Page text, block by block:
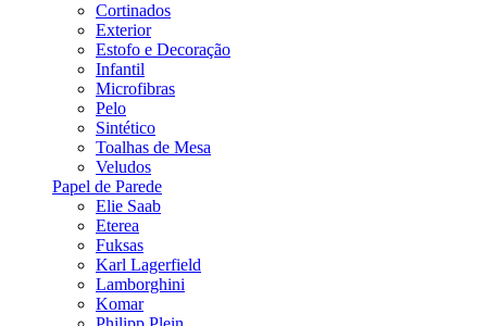
Cortinados
Exterior
Estofo e Decoração
Infantil
Microfibras
Pelo
Sintético
Toalhas de Mesa
Veludos
Papel de Parede
Elie Saab
Eterea
Fuksas
Karl Lagerfield
Lamborghini
Komar